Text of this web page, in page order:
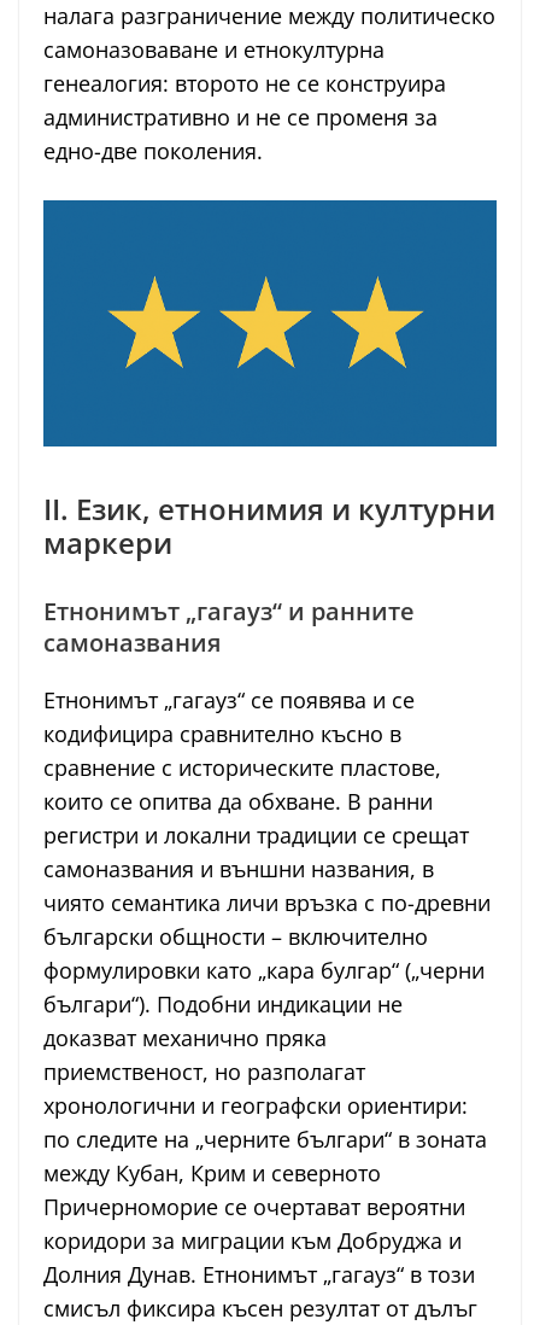
налага разграничение между политическо
самоназоваване и етнокултурна
генеалогия: второто не се конструира
административно и не се променя за
едно-две поколения.
II. Език, етнонимия и културни
маркери
Етнонимът „гагауз“ и ранните
самоназвания
Етнонимът „гагауз“ се появява и се
кодифицира сравнително късно в
сравнение с историческите пластове,
които се опитва да обхване. В ранни
регистри и локални традиции се срещат
самоназвания и външни названия, в
чиято семантика личи връзка с по-древни
български общности – включително
формулировки като „кара булгар“ („черни
българи“). Подобни индикации не
доказват механично пряка
приемственост, но разполагат
хронологични и географски ориентири:
по следите на „черните българи“ в зоната
между Кубан, Крим и северното
Причерноморие се очертават вероятни
коридори за миграции към Добруджа и
Долния Дунав. Етнонимът „гагауз“ в този
смисъл фиксира късен резултат от дълъг